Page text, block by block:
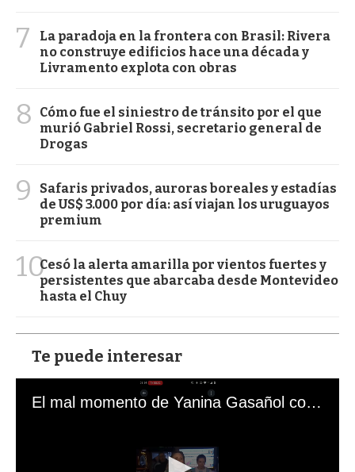
7
La paradoja en la frontera con Brasil: Rivera
no construye edificios hace una década y
Livramento explota con obras
8
Cómo fue el siniestro de tránsito por el que
murió Gabriel Rossi, secretario general de
Drogas
9
Safaris privados, auroras boreales y estadías
de US$ 3.000 por día: así viajan los uruguayos
premium
10Cesó la alerta amarilla por vientos fuertes y
persistentes que abarcaba desde Montevideo
hasta el Chuy
Te puede interesar
El mal momento de Yanina Gasañol con un hincha argentino en "Subrayado"